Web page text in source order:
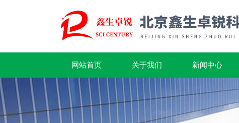
网站首页 关于我们 新闻中心